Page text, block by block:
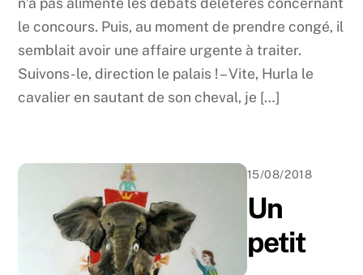
le concours. Puis, au moment de prendre congé, il
semblait avoir une affaire urgente à traiter.
Suivons-le, direction le palais ! – Vite, Hurla le
cavalier en sautant de son cheval, je […]
15/08/2018
Un
petit